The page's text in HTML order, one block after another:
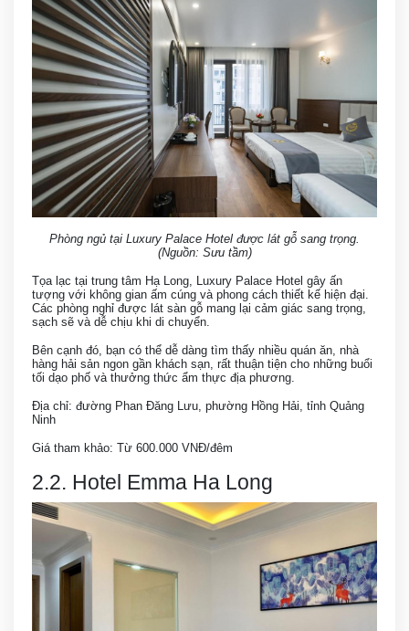
Phòng ngủ tại Luxury Palace Hotel được lát gỗ sang trọng.
(Nguồn: Sưu tầm)
Tọa lạc tại trung tâm Hạ Long, Luxury Palace Hotel gây ấn
tượng với không gian ấm cúng và phong cách thiết kế hiện đại.
Các phòng nghỉ được lát sàn gỗ mang lại cảm giác sang trọng,
sạch sẽ và dễ chịu khi di chuyển.
Bên cạnh đó, bạn có thể dễ dàng tìm thấy nhiều quán ăn, nhà
hàng hải sản ngon gần khách sạn, rất thuận tiện cho những buổi
tối dạo phố và thưởng thức ẩm thực địa phương.
Địa chỉ: đường Phan Đăng Lưu, phường Hồng Hải, tỉnh Quảng
Ninh
Giá tham khảo: Từ 600.000 VNĐ/đêm
2.2. Hotel Emma Ha Long